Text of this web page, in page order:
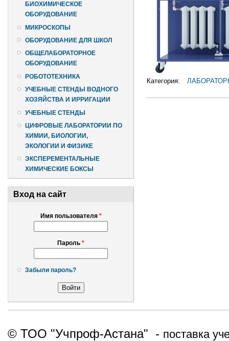
БИОХИМИЧЕСКОЕ
ОБОРУДОВАНИЕ
МИКРОСКОПЫ
ОБОРУДОВАНИЕ ДЛЯ ШКОЛ
ОБЩЕЛАБОРАТОРНОЕ
ОБОРУДОВАНИЕ
РОБОТОТЕХНИКА
УЧЕБНЫЕ СТЕНДЫ ВОДНОГО
ХОЗЯЙСТВА И ИРРИГАЦИИ
УЧЕБНЫЕ СТЕНДЫ
ЦИФРОВЫЕ ЛАБОРАТОРИИ ПО
ХИМИИ, БИОЛОГИИ,
ЭКОЛОГИИ И ФИЗИКЕ
ЭКСПЕРЕМЕНТАЛЬНЫЕ
ХИМИЧЕСКИЕ БОКСЫ
Вход на сайт
Имя пользователя *
Пароль *
Забыли пароль?
Категория:
© ТОО "Учпроф-Астана" - поставка